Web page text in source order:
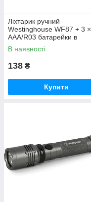
Ліхтарик ручний
Westinghouse WF87 + 3 ×
AAA/R03 батарейки в
комплекті (синій)
В наявності
138 ₴
Купити